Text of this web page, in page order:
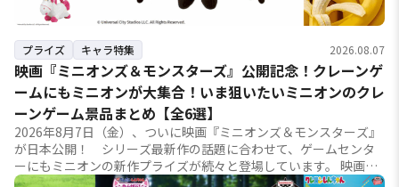
プライズ キャラ特集 2026.08.07
映画『ミニオンズ＆モンスターズ』公開記念！クレーンゲ
ームにもミニオンが大集合！いま狙いたいミニオンのクレ
ーンゲーム景品まとめ【全6選】
2026年8月7日（金）、ついに映画『ミニオンズ＆モンスターズ』
が日本公開！ シリーズ最新作の話題に合わせて、ゲームセンタ
ーにもミニオンの新作プライズが続々と登場しています。 映画で
のミニオン達の格好をそのまま落と...